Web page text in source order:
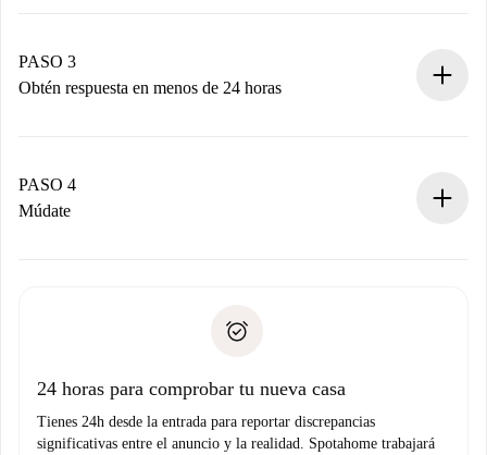
propietario acepte.
PASO 3
Obtén respuesta en menos de 24 horas
contacto con el propietario.
Si es rechazada: No te haremos ningún cargo y te
Prueba de solvencia
PASO 4
Múdate
no nos comunicas ningún problema.
24 horas para comprobar tu nueva casa
Tienes 24h desde la entrada para reportar discrepancias
significativas entre el anuncio y la realidad. Spotahome trabajará